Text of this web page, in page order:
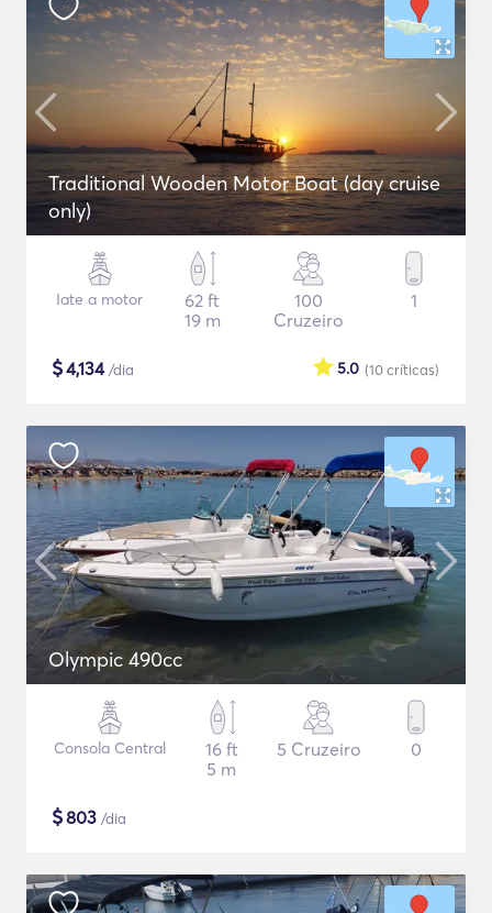
Traditional Wooden Motor Boat (day cruise
only)
Iate a motor
62 ft
19 m
100
Cruzeiro
1
$4,134/dia (10críticas)
5.0
Olympic 490cc
Consola Central
16 ft
5 m
5 Cruzeiro 0
$803 /dia